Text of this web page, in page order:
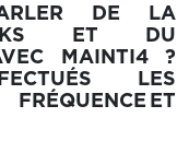
DE LA
ET DU
MAINTI4 ?
LES
ET